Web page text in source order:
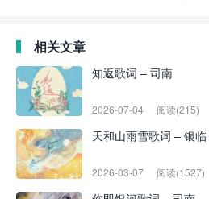
相关文章
知返歌词 – 司南
2026-07-04 阅读(215)
天和山雨雪歌词 – 银
2026-03-07 阅读(1527)